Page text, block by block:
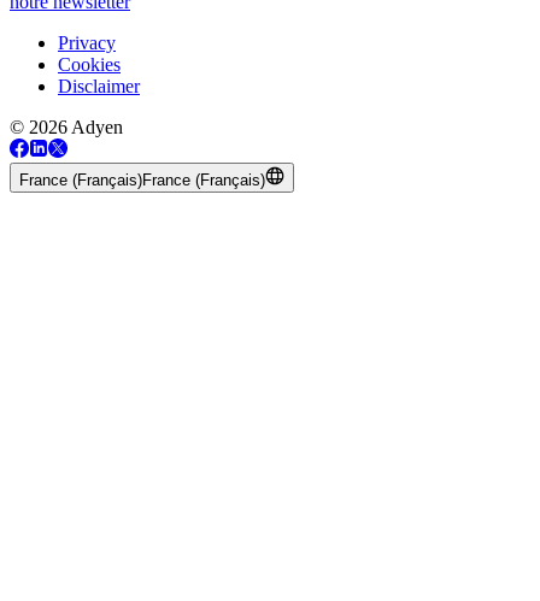
Privacy
Cookies
Disclaimer
© 2026 Adyen
France (Français)France (Français)